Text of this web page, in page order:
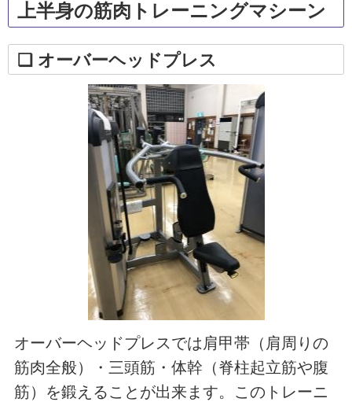
上半身の筋肉トレーニングマシーン
❏ オーバーヘッドプレス
オーバーヘッドプレスでは肩甲帯（肩周りの
筋肉全般）・三頭筋・体幹（脊柱起立筋や腹
筋）を鍛えることが出来ます。このトレーニ